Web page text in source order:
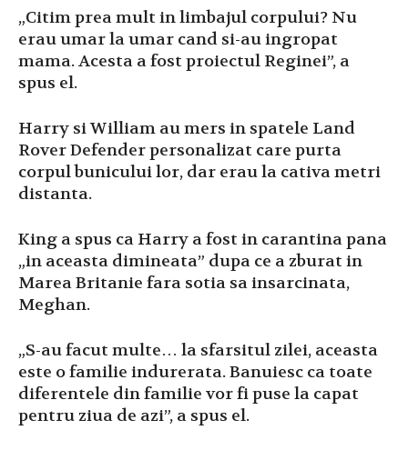
„Citim prea mult in limbajul corpului? Nu
erau umar la umar cand si-au ingropat
mama. Acesta a fost proiectul Reginei”, a
spus el.
Harry si William au mers in spatele Land
Rover Defender personalizat care purta
corpul bunicului lor, dar erau la cativa metri
distanta.
King a spus ca Harry a fost in carantina pana
„in aceasta dimineata” dupa ce a zburat in
Marea Britanie fara sotia sa insarcinata,
Meghan.
„S-au facut multe… la sfarsitul zilei, aceasta
este o familie indurerata. Banuiesc ca toate
diferentele din familie vor fi puse la capat
pentru ziua de azi”, a spus el.